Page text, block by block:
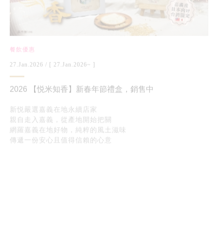
餐飲優惠
27.Jan.2026
2026 【悦米知香】新春年節禮盒，銷售中
新悦嚴選嘉義在地永續店家
親自走入嘉義，從產地開始把關
網羅嘉義在地好物，純粹的風土滋味
傳遞一份安心且值得信賴的心意